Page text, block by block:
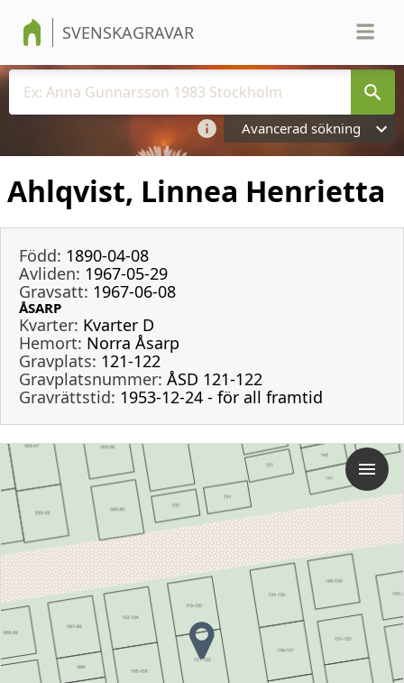
SVENSKAGRAVAR
Avancerad sökning
Ahlqvist, Linnea Henrietta
Född: 1890-04-08
Avliden: 1967-05-29
Gravsatt: 1967-06-08
ÅSARP
Kvarter: Kvarter D
Hemort: Norra Åsarp
Gravplats: 121-122
Gravplatsnummer: ÅSD 121-122
Gravrättstid: 1953-12-24 - för all framtid